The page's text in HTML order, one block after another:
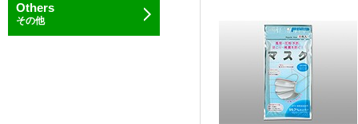
Others
その他